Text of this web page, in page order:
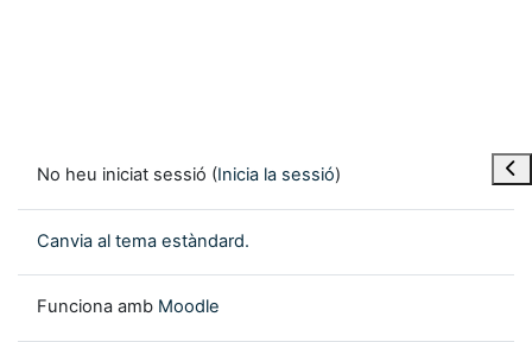
No heu iniciat sessió (Inicia la sessió)
Canvia al tema estàndard.
Funciona amb Moodle